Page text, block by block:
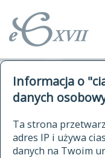
Informacja o
danych
Ta strona
adres IP i używa
danych na Twoim
autorzy Słownika
historia
publikacje
źródła
kwerendy
jak cytować Słownik